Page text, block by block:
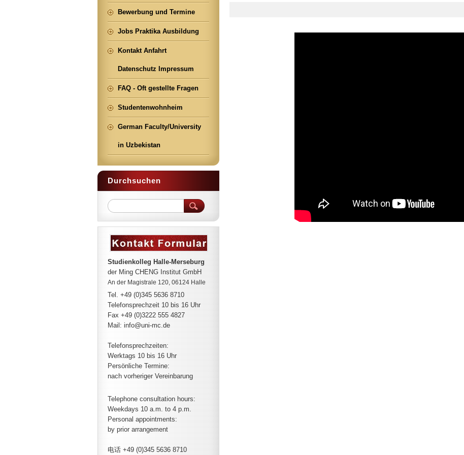
Bewerbung und Termine
Jobs Praktika Ausbildung
Kontakt Anfahrt
Datenschutz Impressum
FAQ - Oft gestellte Fragen
Studentenwohnheim
German Faculty/University
in Uzbekistan
Durchsuchen
Studienkolleg Halle-Merseburg
der Ming CHENG Institut GmbH
An der Magistrale 120, 06124 Halle
Tel. +49 (0)345 5636 8710
Telefonsprechzeit 10 bis 16 Uhr
Fax +49 (0)3222 555 4827
Mail: info@uni-mc.de
Telefonsprechzeiten:
Werktags 10 bis 16 Uhr
Persönliche Termine:
nach vorheriger Vereinbarung
Telephone consultation hours:
Weekdays 10 a.m. to 4 p.m.
Personal appointments:
by prior arrangement
电话 +49 (0)345 5636 8710